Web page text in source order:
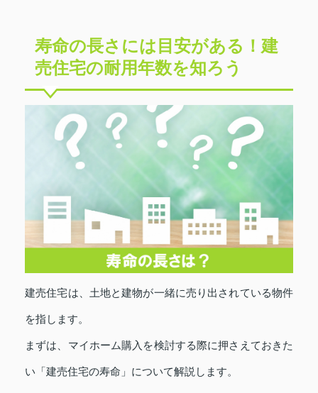
寿命の長さには目安がある！建
売住宅の耐用年数を知ろう
建売住宅は、土地と建物が一緒に売り出されている物件
を指します。
まずは、マイホーム購入を検討する際に押さえておきた
い「建売住宅の寿命」について解説します。